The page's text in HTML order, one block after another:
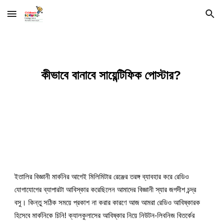
Skip to main content Skip to navigation
কীভাবে বানাবে সায়েন্টিফিক পোস্টার?
ইতালির বিজ্ঞানী মার্কনির আগেই মিলিমিটার রেঞ্জের তরঙ্গ ব্যাবহার করে রেডিও
যোগাযোগের ব্যাপারটা আবিস্কার করেছিলেন আমাদের বিজ্ঞানী স্যার জগদীশ চন্দ্র
বসু। কিন্তু সঠিক সময়ে প্রকাশ না করার কারণে আজ আমরা রেডিও আবিষ্কারক
হিসেবে মার্কনিকে চিনি! ক্যালকুলাসের আবিষ্কার নিয়ে নিউটন-লিবনিজ বিতর্কের